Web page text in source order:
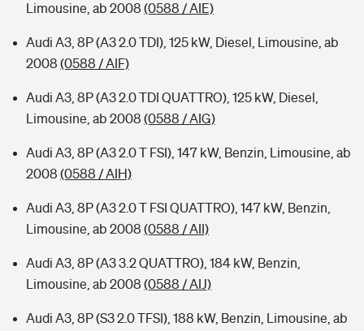
Limousine, ab 2008 (0588 / AIE)
Audi A3, 8P (A3 2.0 TDI), 125 kW, Diesel, Limousine, ab
2008 (0588 / AIF)
Audi A3, 8P (A3 2.0 TDI QUATTRO), 125 kW, Diesel,
Limousine, ab 2008 (0588 / AIG)
Audi A3, 8P (A3 2.0 T FSI), 147 kW, Benzin, Limousine, ab
2008 (0588 / AIH)
Audi A3, 8P (A3 2.0 T FSI QUATTRO), 147 kW, Benzin,
Limousine, ab 2008 (0588 / AII)
Audi A3, 8P (A3 3.2 QUATTRO), 184 kW, Benzin,
Limousine, ab 2008 (0588 / AIJ)
Audi A3, 8P (S3 2.0 TFSI), 188 kW, Benzin, Limousine, ab